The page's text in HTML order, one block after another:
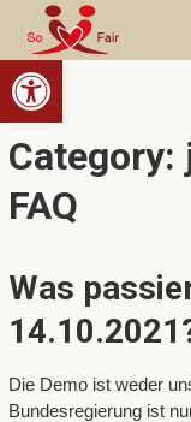
Open toolbar
FAQ
Was
Die Demo ist weder
Bundesregierung ist